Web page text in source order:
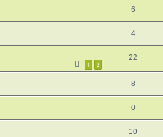
6
4
1 2
22
8
0
10